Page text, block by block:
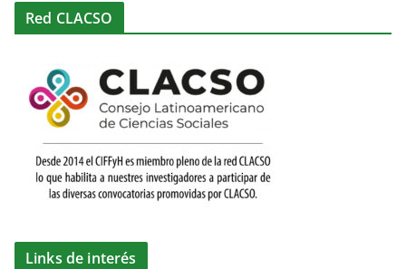
Red CLACSO
Links de interés